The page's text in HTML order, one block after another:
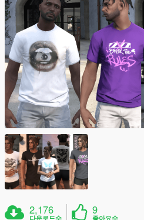
2,176
다운로드수
9
좋아요수